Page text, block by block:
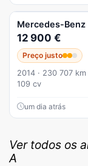
Mercedes-Benz
12 900 €
Preço justo
2014 · 230 707 km
109 cv
um dia atrás
Ver todos os
A